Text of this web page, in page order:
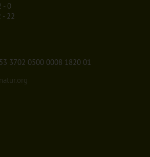
- 0
- 22
3702 0500 0008 1820 01